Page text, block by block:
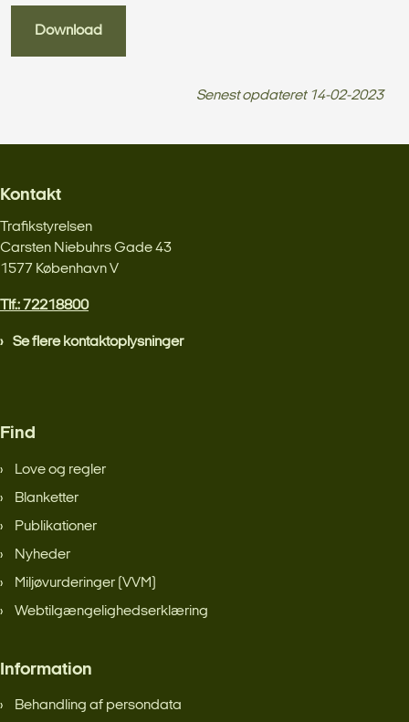
Download
Senest opdateret 14-02-2023
Kontakt
Trafikstyrelsen
Carsten Niebuhrs Gade 43
1577 København V
Tlf.: 72218800
Se flere kontaktoplysninger
Find
Love og regler
Blanketter
Publikationer
Nyheder
Miljøvurderinger (VVM)
Webtilgængelighedserklæring
Information
Behandling af persondata